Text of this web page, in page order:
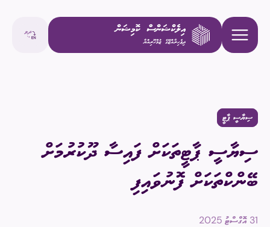
ސިޔާސީ ޕާޓީ
ސިޔާސީ ޕާޓީތަކަށް ފައިސާ ދޫކުރުމަށް
ބޭންކްތަކަށް ފޮނުވައިފި
31 އޮގްސްޓު 2025